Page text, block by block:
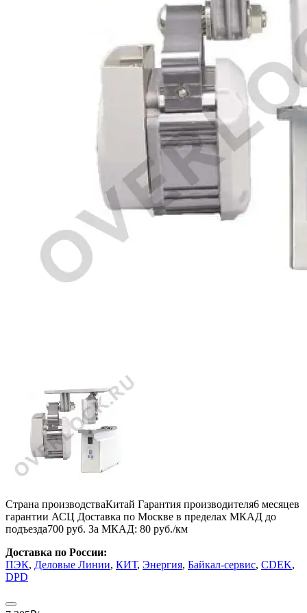
Страна производстваКитай Гарантия производителя6 месяцев
гарантии АСЦ Доставка по Москве в пределах МКАД до
подъезда700 руб. За МКАД: 80 руб./км
Доставка по России:
ПЭК, Деловые Линии, КИТ, Энергия, Байкал-сервис, CDEK,
DPD